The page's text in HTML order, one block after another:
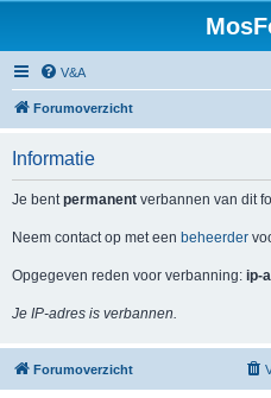
V&A
Forumoverzicht
Informatie
Je bentpermanent verbannen van dit
Neem contact op met een beheerder
Opgegeven reden voor verbanning: ip-
Je IP-adres is verbannen.
Forumoverzicht